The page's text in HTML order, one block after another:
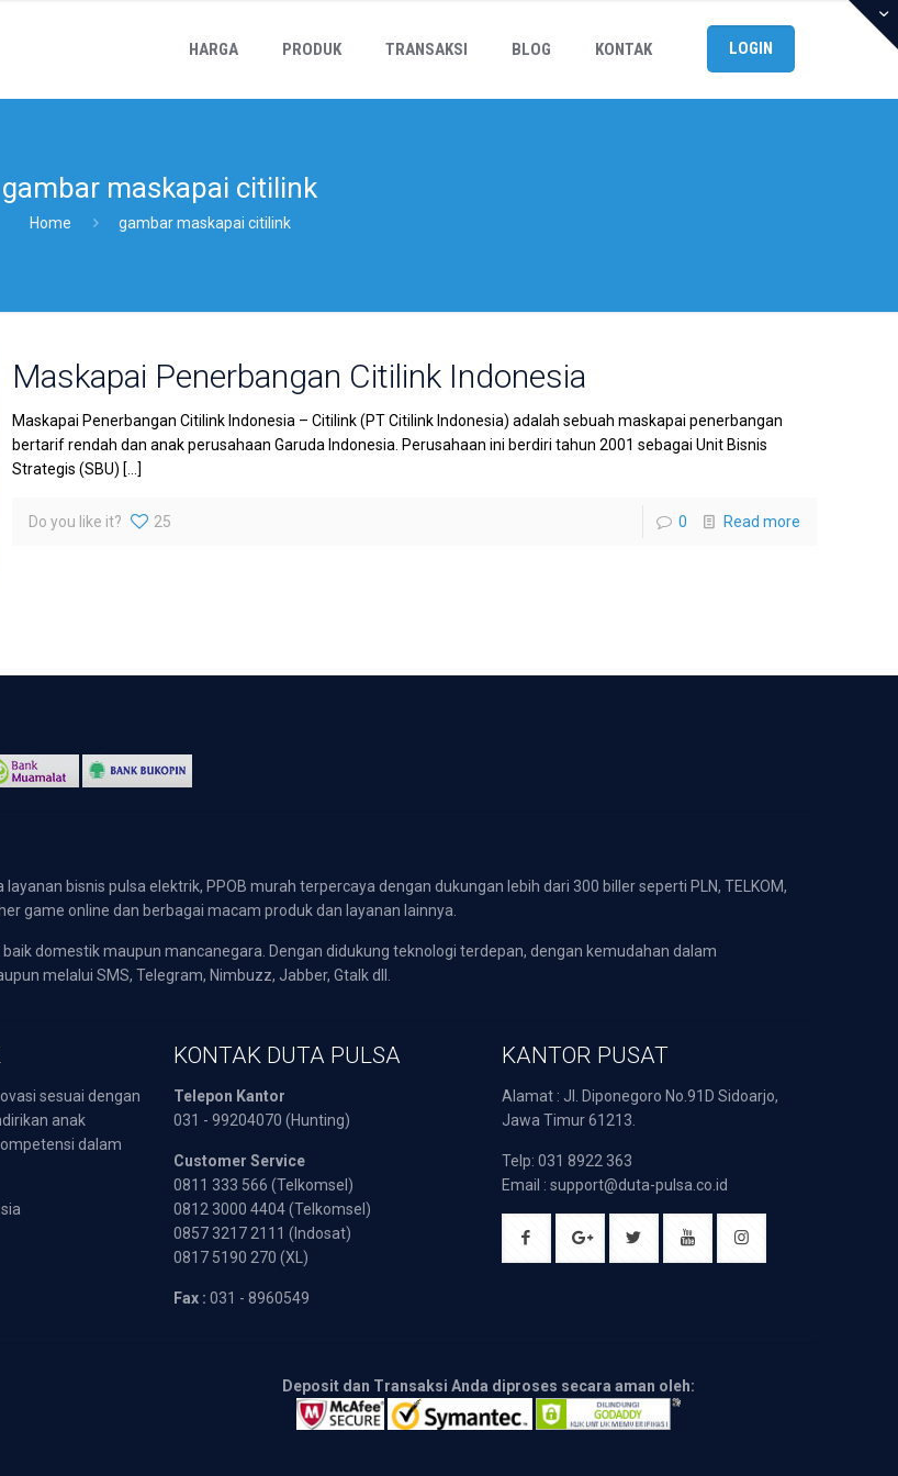
HARGA PRODUK TRANSAKSI BLOG KONTAK LOGIN
gambar maskapai citilink
Home gambar maskapai citilink
Maskapai Penerbangan Citilink Indonesia
Maskapai Penerbangan Citilink Indonesia – Citilink (PT Citilink Indonesia) adalah sebuah maskapai penerbangan
bertarif rendah dan anak perusahaan Garuda Indonesia. Perusahaan ini berdiri tahun 2001 sebagai Unit Bisnis
Strategis (SBU) […]
Do you like it? 25 0 Read more
bisnis pulsa elektrik, PPOB murah terpercaya dengan dukungan lebih dari 300 biller seperti PLN, TELKOM,
game online dan berbagai macam produk dan layanan lainnya.
domestik maupun mancanegara. Dengan didukung teknologi terdepan, dengan kemudahan dalam
melalui SMS, Telegram, Nimbuzz, Jabber, Gtalk dll.
sesuai dengan
anak
dalam
KONTAK DUTA PULSA
Telepon Kantor
031 - 99204070 (Hunting)
Customer Service
0811 333 566 (Telkomsel)
0812 3000 4404 (Telkomsel)
0857 3217 2111 (Indosat)
0817 5190 270 (XL)
Fax : 031 - 8960549
KANTOR PUSAT
Alamat : Jl. Diponegoro No.91D Sidoarjo,
Jawa Timur 61213.
Telp: 031 8922 363
Email : support@duta-pulsa.co.id
Deposit dan Transaksi Anda diproses secara aman oleh: